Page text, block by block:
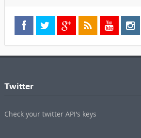
Twitter
Check your twitter API's keys